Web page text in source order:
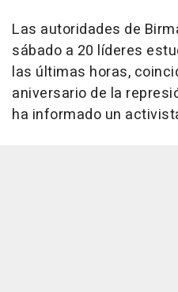
Las autoridades de
sábado a 20 líderes
las últimas horas,
aniversario de la
ha informado un